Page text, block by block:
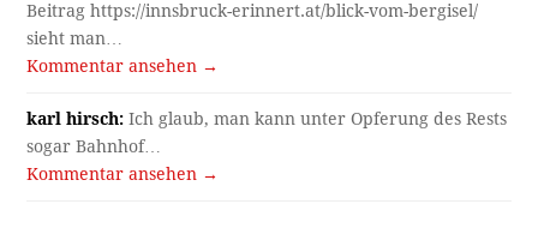
Beitrag https://innsbruck-erinnert.at/blick-vom-bergisel/
sieht man…
Kommentar ansehen →
karl hirsch: Ich glaub, man kann unter Opferung des Rests
sogar Bahnhof…
Kommentar ansehen →